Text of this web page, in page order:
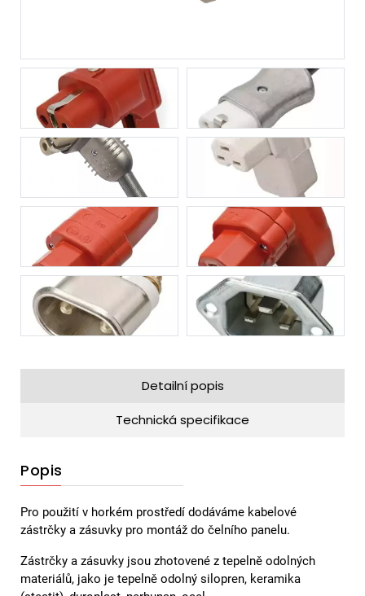
Detailní popis
Technická specifikace
Popis
Pro použití v horkém prostředí dodáváme kabelové
zástrčky a zásuvky pro montáž do čelního panelu.
Zástrčky a zásuvky jsou zhotovené z tepelně odolných
materiálů, jako je tepelně odolný silopren, keramika